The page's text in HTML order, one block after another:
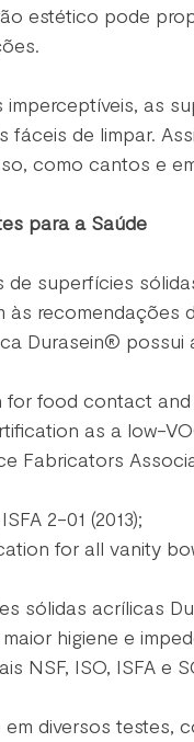
estético pode
imperceptíveis, as
fáceis de limpar.
como cantos e
para a Saúde
superfícies
recomendações
Durasein®
for food contact and
as a low-
Fabricators
2-01 (2013);
for all vanity
sólidas acrílicas
higiene e
NSF, ISO, ISFA e
diversos testes,